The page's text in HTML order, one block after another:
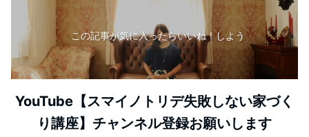
この記事が気に入ったらいいね！しよう
YouTube【スマイノトリデ失敗しない家づく
り講座】チャンネル登録お願いします